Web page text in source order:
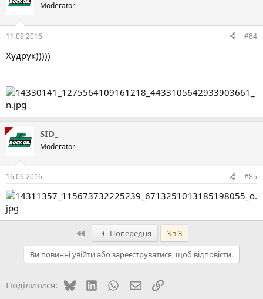
Moderator
11.09.2016 #84
Худрук)))))
SID_
Moderator
16.09.2016 #85
ПершийПопередня
3 з 3
Ви повинні увійти або зареєструватися, щоб відповісти.
Поділитися: BlueskyLinkedInWhatsApp
E-mailПосилання